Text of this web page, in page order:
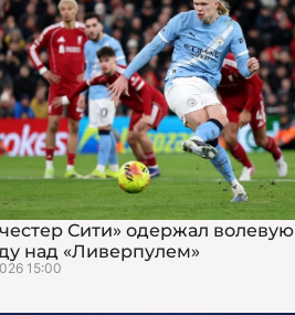
Сити» одержал волевую
над «Ливерпулем»
15:00